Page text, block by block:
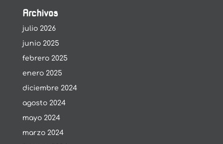
Archivos
julio 2026
junio 2025
febrero 2025
enero 2025
diciembre 2024
agosto 2024
mayo 2024
marzo 2024